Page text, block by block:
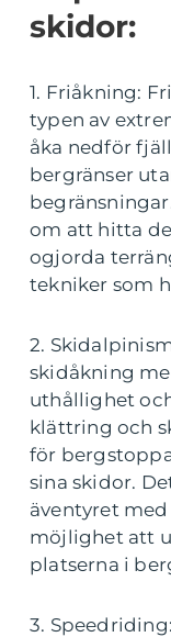
skidor:
1. Friåkning:
typen av
åka nedför
bergränser
om att hitta
ogjorda
tekniker som
2.
skidåkning
uthållighet
klättring och
för
sina skidor.
äventyret
möjlighet att
platserna i
3.